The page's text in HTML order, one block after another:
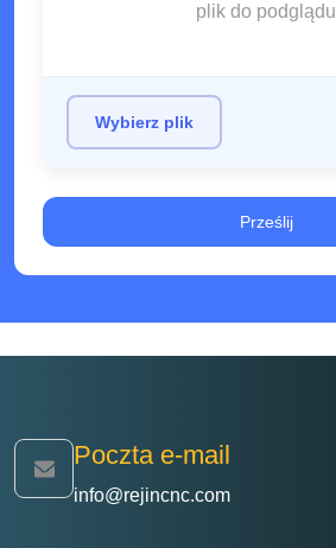
plik do podglądu
Wybierz plik
Poczta e-mail
info@rejincnc.com